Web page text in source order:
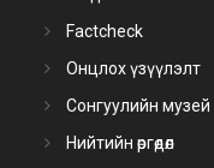
Factcheck
Онцлох үзүүлэлт
Сонгуулийн музей
Нийтийн өргөдөл